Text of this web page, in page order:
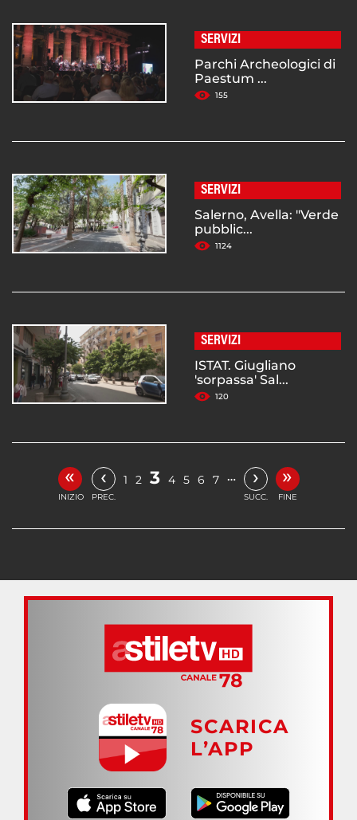
SERVIZI
Parchi Archeologici di
Paestum ...
155
SERVIZI
Salerno, Avella: "Verde
pubblic...
1124
SERVIZI
ISTAT. Giugliano
'sorpassa' Sal...
120
«
INIZIO
‹
PREC.
1 2 3 4 5 6 7 … ›
SUCC.
»
FINE
SCARICA
L’APP